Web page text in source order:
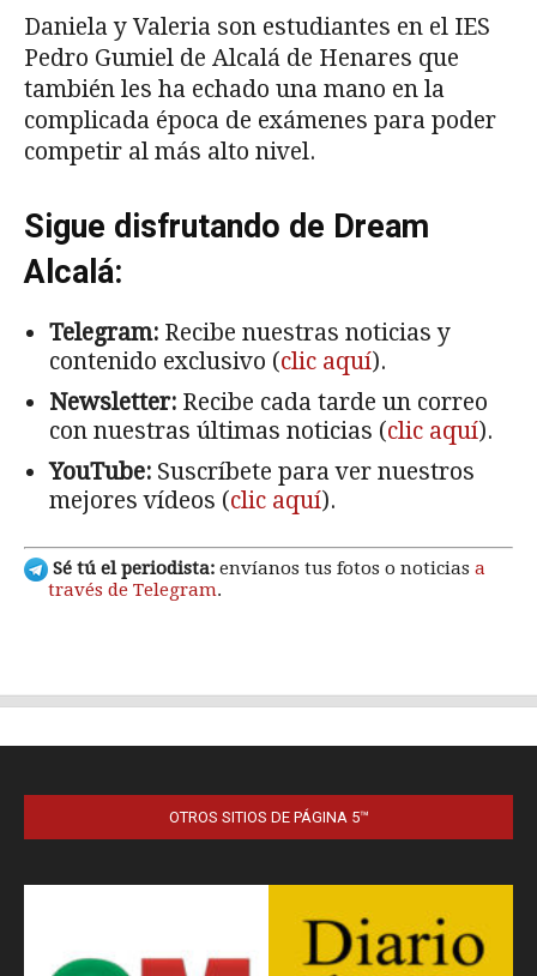
OTROS SITIOS DE PÁGINA 5™